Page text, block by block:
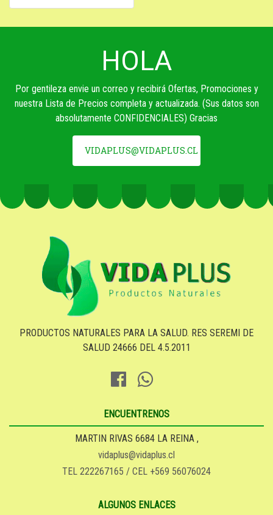
HOLA
Por gentileza envie un correo y recibirá Ofertas, Promociones y
nuestra Lista de Precios completa y actualizada. (Sus datos son
absolutamente CONFIDENCIALES) Gracias
VIDAPLUS@VIDAPLUS.CL
PRODUCTOS NATURALES PARA LA SALUD. RES SEREMI DE
SALUD 24666 DEL 4.5.2011
ENCUENTRENOS
MARTIN RIVAS 6684 LA REINA ,
vidaplus@vidaplus.cl
TEL 222267165 / CEL +569 56076024
ALGUNOS ENLACES